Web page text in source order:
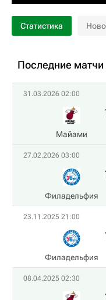
Статистика
Последние
31.03.2026 02:00
Майами
27.02.2026 03:00
Филадельфия
23.11.2025 21:00
Филадельфия
08.04.2025 02:30